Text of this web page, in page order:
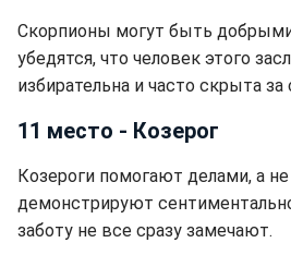
Скорпионы могут быть
убедятся, что человек этого
избирательна и часто скрыта
11 место - Козерог
Козероги помогают делами, а
демонстрируют
заботу не все сразу замечают.